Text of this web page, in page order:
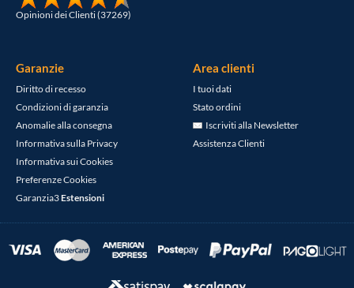
Opinioni dei Clienti (37269)
Garanzie
Diritto di recesso
Condizioni di garanzia
Anomalie alla consegna
Informativa sulla Privacy
Informativa sui Cookies
Preferenze Cookies
Garanzia3Estensioni
Area clienti
I tuoi dati
Stato ordini
Iscriviti alla Newsletter
Assistenza Clienti